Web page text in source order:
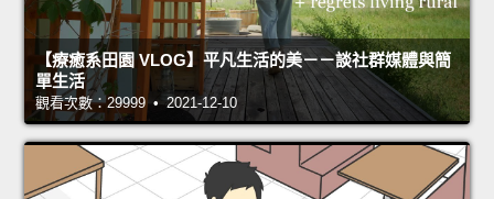
【療癒系田園 VLOG】平凡生活的美－－談社群媒體與簡
單生活
觀看次數：29999 • 2021-12-10